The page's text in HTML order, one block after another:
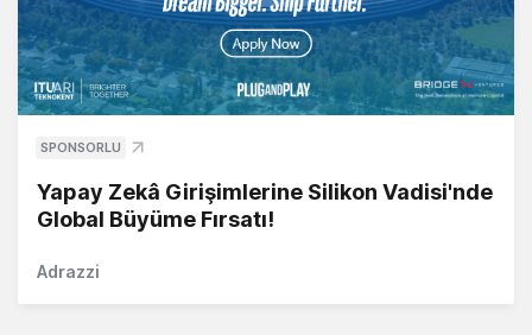
SPONSORLU
Yapay Zekâ Girişimlerine Silikon Vadisi'nde
Global Büyüme Fırsatı!
Adrazzi